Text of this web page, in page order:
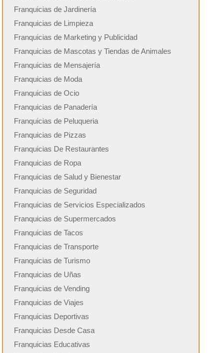
Franquicias de Jardinería
Franquicias de Limpieza
Franquicias de Marketing y Publicidad
Franquicias de Mascotas y Tiendas de Animales
Franquicias de Mensajería
Franquicias de Moda
Franquicias de Ocio
Franquicias de Panadería
Franquicias de Peluqueria
Franquicias de Pizzas
Franquicias De Restaurantes
Franquicias de Ropa
Franquicias de Salud y Bienestar
Franquicias de Seguridad
Franquicias de Servicios Especializados
Franquicias de Supermercados
Franquicias de Tacos
Franquicias de Transporte
Franquicias de Turismo
Franquicias de Uñas
Franquicias de Vending
Franquicias de Viajes
Franquicias Deportivas
Franquicias Desde Casa
Franquicias Educativas